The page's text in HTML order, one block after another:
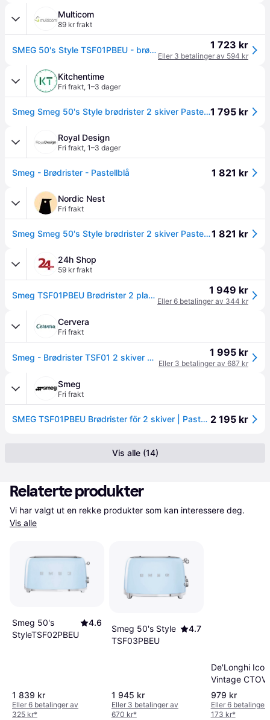
Multicom
89 kr frakt
SMEG 50's Style TSF01PBEU - brødrister - asurblå (TSF01PBEU) 1 723 kr
Eller 3 betalinger av 594 kr
Kitchentime
Fri frakt, 1–3 dager
Smeg Smeg 50's Style brødrister 2 skiver Pastellblå1 795 kr
Royal Design
Fri frakt, 1–3 dager
Smeg - Brødrister - Pastellblå 1 821 kr
Nordic Nest
Fri frakt
Smeg Smeg 50's Style brødrister 2 skiver Pastellblå1 821 kr
24h Shop
59 kr frakt
Smeg TSF01PBEU Brødrister 2 plater pastellblå 1 949 kr
Eller 6 betalinger av 344 kr
Cervera
Fri frakt
Smeg - Brødrister TSF01 2 skiver pastellblå 1 995 kr
Eller 3 betalinger av 687 kr
Smeg
Fri frakt
SMEG TSF01PBEU Brødrister för 2 skiver | Pastellblå 2 195 kr
Vis alle (14)
Relaterte produkter
Vis alle
Smeg 50's
StyleTSF02PBEU
4.6
1 839 kr
Eller 6 betalinger av
325 kr*
Smeg 50's Style
TSF03PBEU
4.7
1 945 kr
Eller 3 betalinger av
670 kr*
De'Longhi
Vintage CTOV
2103
979 kr
Eller 6 betalinger
173 kr*